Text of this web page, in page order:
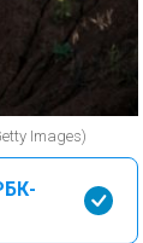
Images)